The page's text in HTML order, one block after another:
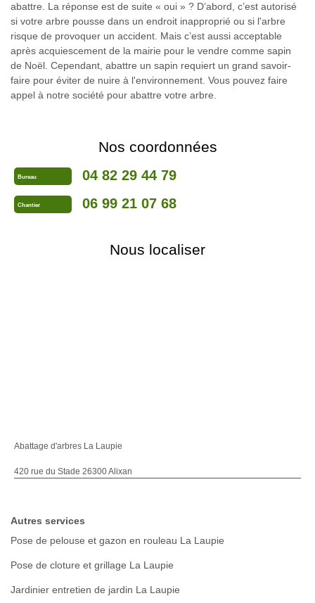
abattre. La réponse est de suite « oui » ? D’abord, c’est autorisé
si votre arbre pousse dans un endroit inapproprié ou si l'arbre
risque de provoquer un accident. Mais c’est aussi acceptable
après acquiescement de la mairie pour le vendre comme sapin
de Noël. Cependant, abattre un sapin requiert un grand savoir-
faire pour éviter de nuire à l'environnement. Vous pouvez faire
appel à notre société pour abattre votre arbre.
Nos coordonnées
Bureau 04 82 29 44 79
Chantier 06 99 21 07 68
Nous localiser
Abattage d'arbres La Laupie
420 rue du Stade 26300 Alixan
Autres services
Pose de pelouse et gazon en rouleau La Laupie
Pose de cloture et grillage La Laupie
Jardinier entretien de jardin La Laupie